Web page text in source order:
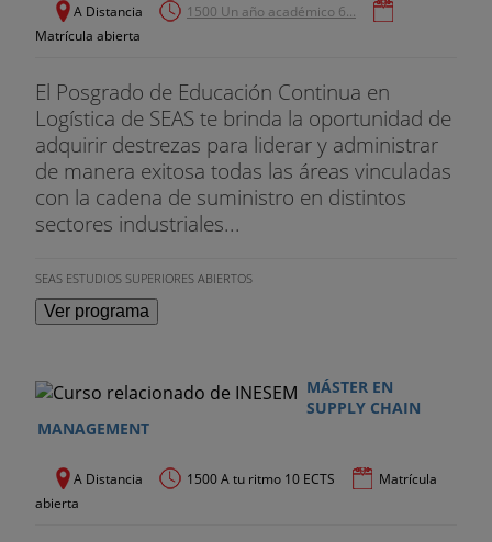
como auditor, entre otros cargos.
Especialista en optimización y control industrial.
Profesor en SEAS del área de producción.
JESÚS ESCUER
Empresariales, especialidad Economía Aplicada.
Máster en Organización y Gestión de la
Producción. Máster en Mercados Bursátiles y
Gestión Financiera en SEAS.
SOFÍA ALMAU
Especialista en gestión de equipos
multidisciplinares, mejora de procesos, gestión de
A Distancia
1500 Un año académico 6...
Matrícula abierta
El Posgrado de Educación Continua en
Logística de SEAS te brinda la oportunidad de
adquirir destrezas para liderar y administrar
de manera exitosa todas las áreas vinculadas
con la cadena de suministro en distintos
sectores industriales...
SEAS ESTUDIOS SUPERIORES ABIERTOS
Ver programa
MÁSTER EN
SUPPLY CHAIN
MANAGEMENT
A Distancia 1500 A tu ritmo 10 ECTS
Matrícula
abierta